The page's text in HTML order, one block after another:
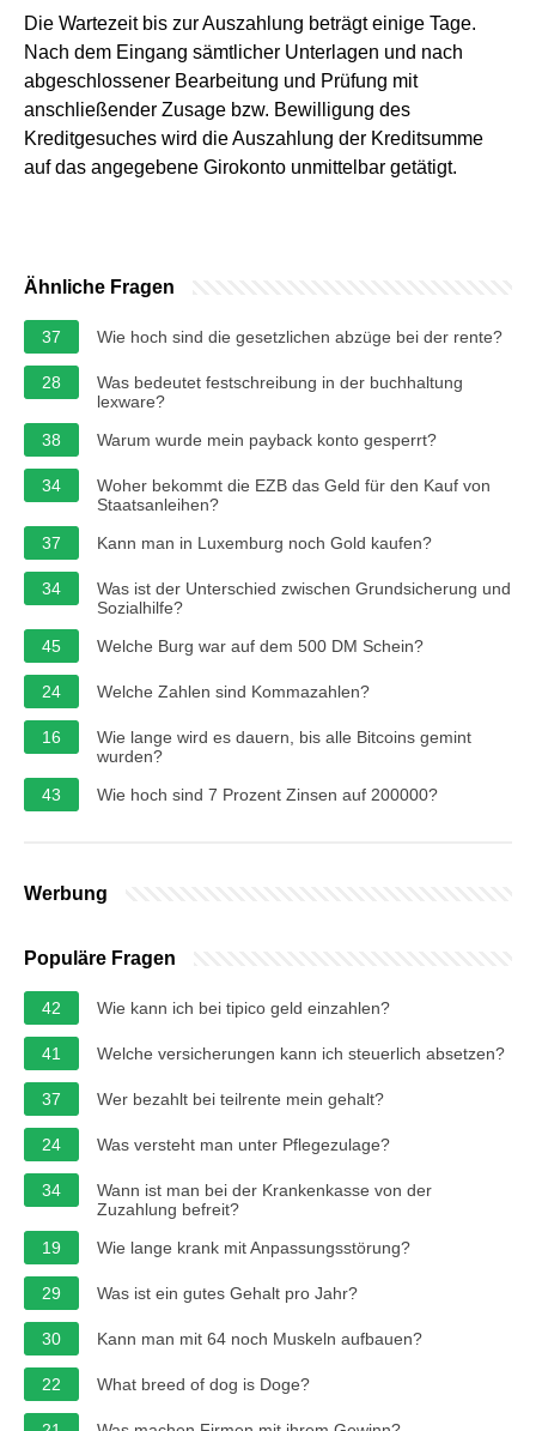
Die Wartezeit bis zur Auszahlung beträgt einige Tage.
Nach dem Eingang sämtlicher Unterlagen und nach
abgeschlossener Bearbeitung und Prüfung mit
anschließender Zusage bzw. Bewilligung des
Kreditgesuches wird die Auszahlung der Kreditsumme
auf das angegebene Girokonto unmittelbar getätigt.
Ähnliche Fragen
37 Wie hoch sind die gesetzlichen abzüge bei der rente?
28
Was bedeutet festschreibung in der buchhaltung
lexware?
38
Warum wurde mein payback konto gesperrt?
34
Woher bekommt die EZB das Geld für den Kauf von
Staatsanleihen?
37
Kann man in Luxemburg noch Gold kaufen?
34
Was ist der Unterschied zwischen Grundsicherung und
Sozialhilfe?
45
Welche Burg war auf dem 500 DM Schein?
24 Welche Zahlen sind Kommazahlen?
16
Wie lange wird es dauern, bis alle Bitcoins gemint
wurden?
43
Wie hoch sind 7 Prozent Zinsen auf 200000?
Werbung
Populäre Fragen
42 Wie kann ich bei tipico geld einzahlen?
41 Welche versicherungen kann ich steuerlich absetzen?
37 Wer bezahlt bei teilrente mein gehalt?
24 Was versteht man unter Pflegezulage?
34
Wann ist man bei der Krankenkasse von der
Zuzahlung befreit?
19
Wie lange krank mit Anpassungsstörung?
29 Was ist ein gutes Gehalt pro Jahr?
30 Kann man mit 64 noch Muskeln aufbauen?
22 What breed of dog is Doge?